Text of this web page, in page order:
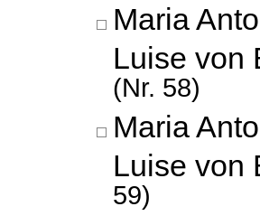
Maria
Luise von
(Nr. 58)
Maria
Luise von
59)